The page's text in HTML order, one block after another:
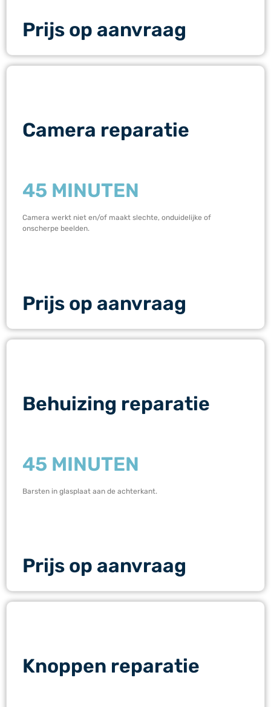
Prijs op aanvraag
Camera reparatie
45 MINUTEN
Camera werkt niet en/of maakt slechte, onduidelijke of
onscherpe beelden.
Prijs op aanvraag
Behuizing reparatie
45 MINUTEN
Barsten in glasplaat aan de achterkant.
Prijs op aanvraag
Knoppen reparatie